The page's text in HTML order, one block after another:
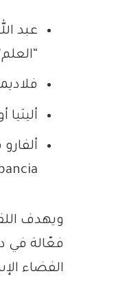
عبد
ويهدف
فعّالة في
الفضاء